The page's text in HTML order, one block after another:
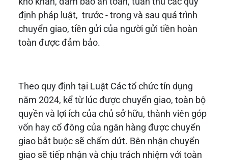
định pháp luật, trước - trong và sau quá trình
chuyển giao, tiền gửi của người gửi tiền hoàn
toàn được đảm bảo.
Theo quy định tại Luật Các tổ chức tín dụng
năm 2024, kể từ lúc được chuyển giao, toàn bộ
quyền và lợi ích của chủ sở hữu, thành viên góp
vốn hay cổ đông của ngân hàng được chuyển
giao bắt buộc sẽ chấm dứt. Bên nhận chuyển
giao sẽ tiếp nhận và chịu trách nhiệm với toàn